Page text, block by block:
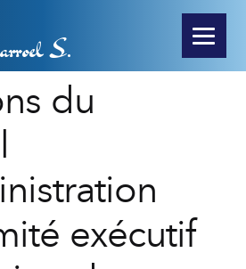
S.
du
exécutif